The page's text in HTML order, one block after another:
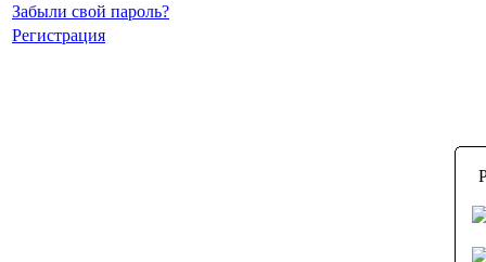
Забыли свой пароль?
Регистрация